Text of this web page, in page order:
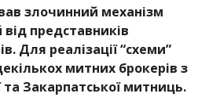
злочинний механізм
представників
Для реалізації “схеми”
митних брокерів з
та Закарпатської митниць.